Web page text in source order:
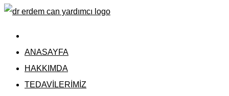
ANASAYFA
HAKKIMDA
TEDAVİLERİMİZ